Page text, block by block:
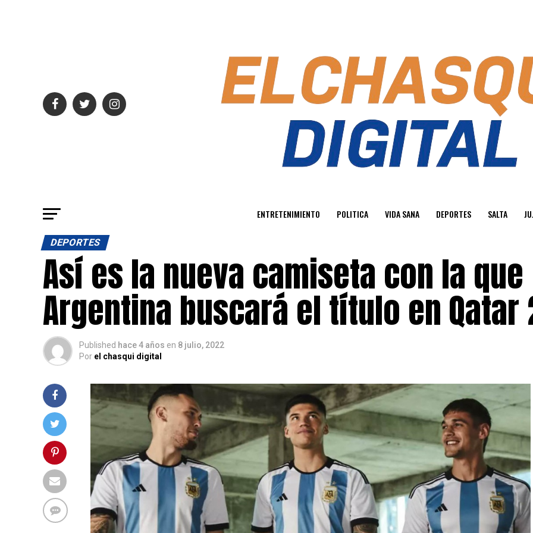
ENTRETENIMIENTO POLITICA VIDA SANA DEPORTES SALTA
DEPORTES
Así es la nueva camiseta con la que
Argentina buscará el título en Qatar
Published hace 4 años en 8 julio, 2022
Por el chasqui digital